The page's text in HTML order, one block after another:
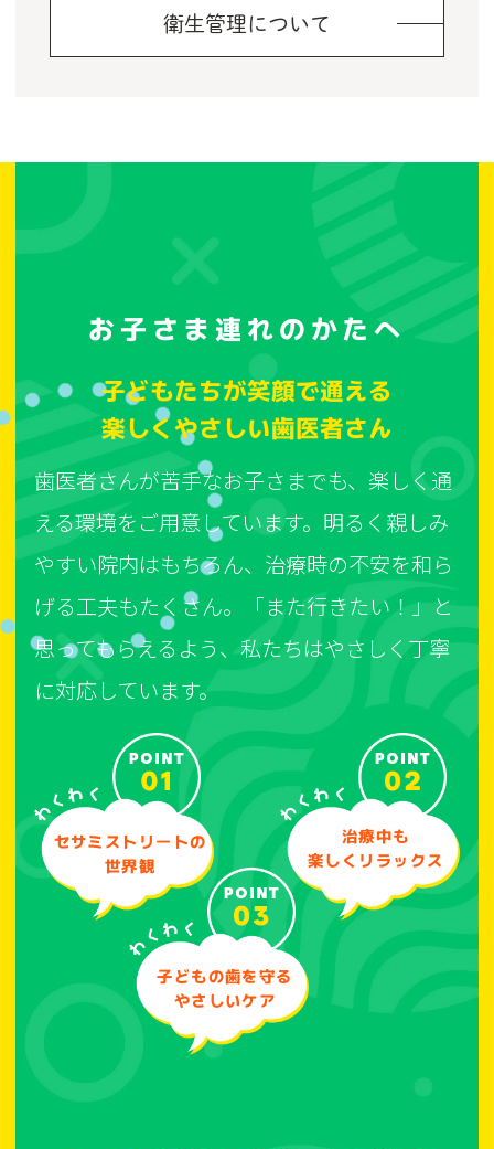
衛生管理について
お子さま連れのかたへ
子どもたちが笑顔で通える
楽しくやさしい歯医者さん
歯医者さんが苦手なお子さまでも、楽しく通
える環境をご用意しています。明るく親しみ
やすい院内はもちろん、治療時の不安を和ら
げる工夫もたくさん。「また行きたい！」と
思ってもらえるよう、私たちはやさしく丁寧
に対応しています。
セサミストリートの
世界観
治療中も
楽しくリラックス
子どもの歯を守る
やさしいケア